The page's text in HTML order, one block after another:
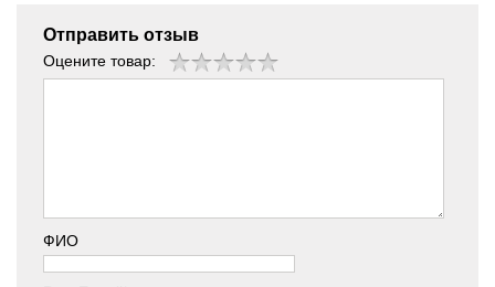
Отправить отзыв
Оцените товар:
ФИО